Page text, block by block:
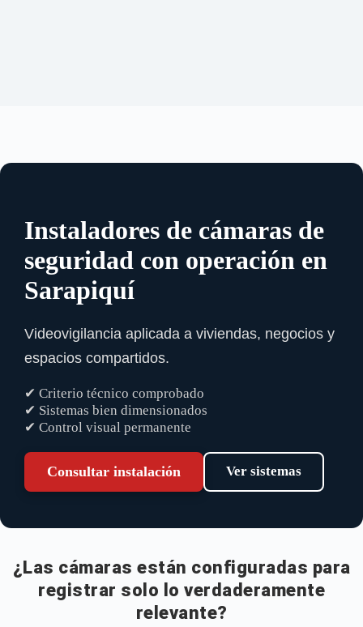
Instaladores de cámaras de
seguridad con operación en
Sarapiquí
Videovigilancia aplicada a viviendas, negocios y
espacios compartidos.
✔ Criterio técnico comprobado
✔ Sistemas bien dimensionados
✔ Control visual permanente
Consultar instalación Ver sistemas
¿Las cámaras están configuradas para
registrar solo lo verdaderamente
relevante?